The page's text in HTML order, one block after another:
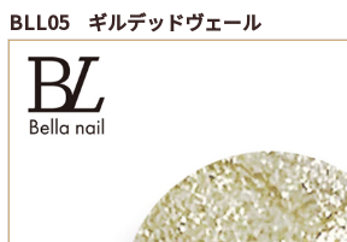
BLL05 ギルデッドヴェール